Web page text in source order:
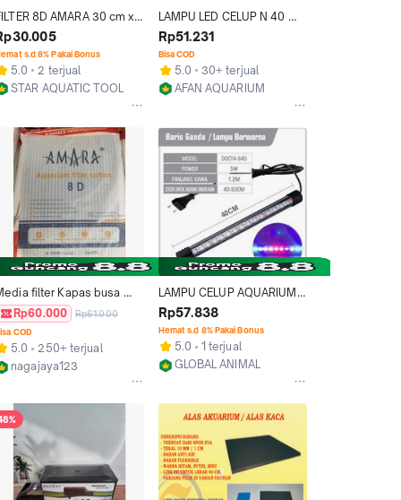
8D AMARA 30 cm x
cm 1pcs media filter
biofoam honeycomb
aquarium ikan hias
s.d 8% Pakai Bonus
5.0
2 terjual
STAR AQUATIC TOOL
LAMPU LED CELUP N 40
KANDILA DAY NIGHT N-40
T4 3 MODE AQUARIUM 40
CM
Rp51.231
Bisa COD
5.0
30+ terjual
AFAN AQUARIUM
filter Kapas busa
8D Amara 30 x 40
2pcs nano filter
Rp60.000 Rp61.000
COD
5.0
250+ terjual
nagajaya123
LAMPU CELUP AQUARIUM
T4 40CM TRIWARNA lampu
led akuarium aquascape 40
cm
Rp57.838
Hemat s.d 8% Pakai Bonus
5.0
1 terjual
GLOBAL ANIMAL